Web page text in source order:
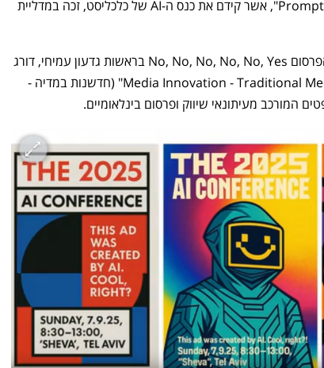
המורכב מעיתונאי שיווק ופרסום בינלאומיים.